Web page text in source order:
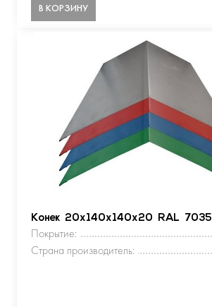
В КОРЗИНУ
Конек 20х140х140х20 RAL 7035
Покрытие:
Страна производитель: